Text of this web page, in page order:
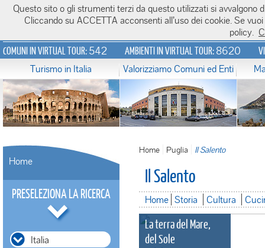
Italiavirtualtour.it
COMUNI IN VIRTUAL TOUR:542 AMBIENTI IN VIRTUAL TOUR:8620
Turismo in Italia Valorizziamo Comuni ed Enti
Home
PRESELEZIONA LA RICERCA
Italia
Home Puglia Il Salento
Il Salento
Home Storia Cultura
La terra del Mare,
del Sole
Questo sito o gli strumenti terzi da questo utilizzati si
Cliccando su ACCETTA acconsenti all’uso dei cookie. Se
policy.